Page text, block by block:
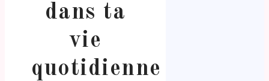
dans ta
vie
quotidienne